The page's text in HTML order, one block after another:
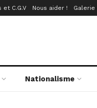
et C.G.V Nous aider ! Galerie
Nationalisme